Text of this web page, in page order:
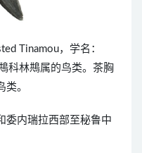
Tinamou，学名：
科林䳍属的鸟类。茶胸
。
委内瑞拉西部至秘鲁中